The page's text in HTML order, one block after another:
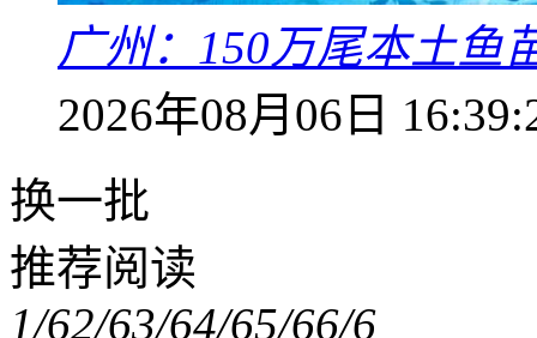
广州：150万尾本土鱼
2026年08月06日
换一批
推荐阅读
1/62/63/64/65/66/6